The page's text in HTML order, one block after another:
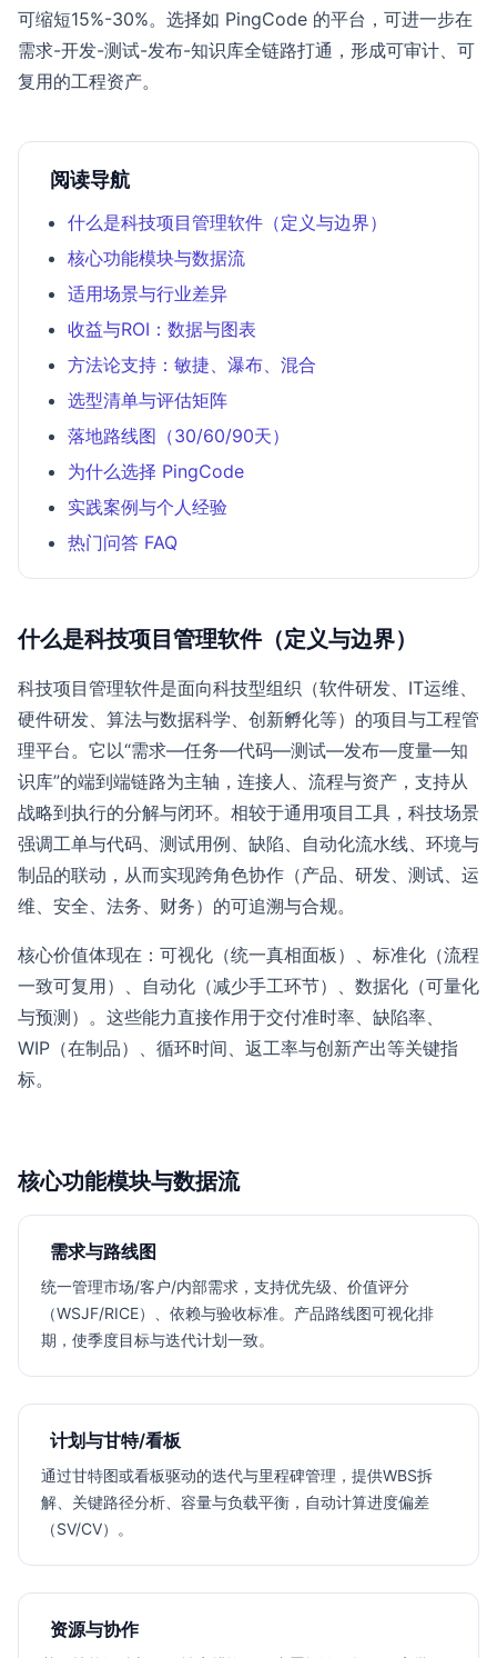
可缩短15%-30%。选择如 PingCode 的平台，可进一步在
需求-开发-测试-发布-知识库全链路打通，形成可审计、可
复用的工程资产。
阅读导航
什么是科技项目管理软件（定义与边界）
核心功能模块与数据流
适用场景与行业差异
收益与ROI：数据与图表
方法论支持：敏捷、瀑布、混合
选型清单与评估矩阵
落地路线图（30/60/90天）
为什么选择 PingCode
实践案例与个人经验
热门问答 FAQ
什么是科技项目管理软件（定义与边界）
科技项目管理软件是面向科技型组织（软件研发、IT运维、
硬件研发、算法与数据科学、创新孵化等）的项目与工程管
理平台。它以“需求—任务—代码—测试—发布—度量—知
识库”的端到端链路为主轴，连接人、流程与资产，支持从
战略到执行的分解与闭环。相较于通用项目工具，科技场景
强调工单与代码、测试用例、缺陷、自动化流水线、环境与
制品的联动，从而实现跨角色协作（产品、研发、测试、运
维、安全、法务、财务）的可追溯与合规。
核心价值体现在：可视化（统一真相面板）、标准化（流程
一致可复用）、自动化（减少手工环节）、数据化（可量化
与预测）。这些能力直接作用于交付准时率、缺陷率、
WIP（在制品）、循环时间、返工率与创新产出等关键指
标。
核心功能模块与数据流
需求与路线图
统一管理市场/客户/内部需求，支持优先级、价值评分
（WSJF/RICE）、依赖与验收标准。产品路线图可视化排
期，使季度目标与迭代计划一致。
计划与甘特/看板
通过甘特图或看板驱动的迭代与里程碑管理，提供WBS拆
解、关键路径分析、容量与负载平衡，自动计算进度偏差
（SV/CV）。
资源与协作